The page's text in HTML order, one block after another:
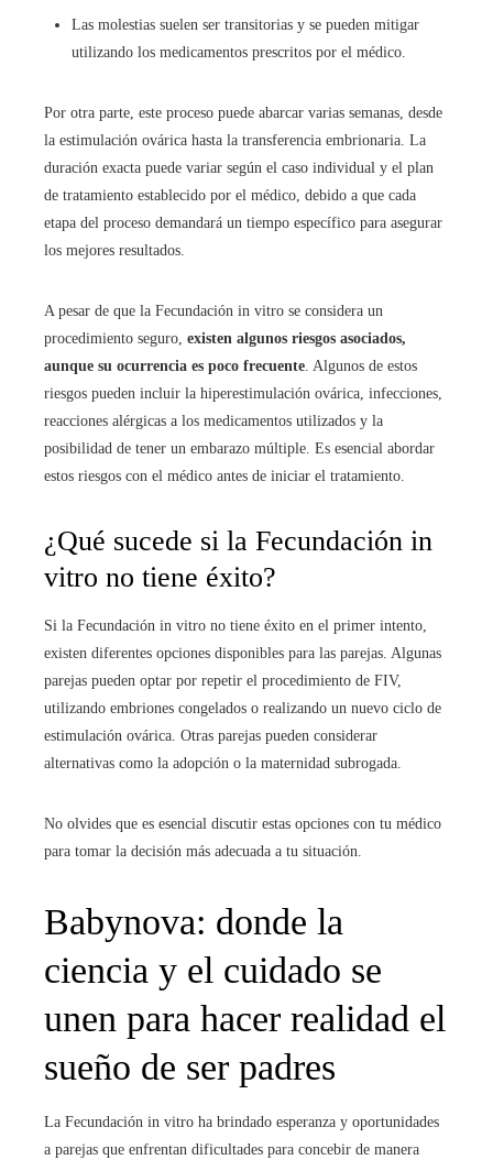
Las molestias suelen ser transitorias y se pueden mitigar
utilizando los medicamentos prescritos por el médico.
Por otra parte, este proceso puede abarcar varias semanas, desde
la estimulación ovárica hasta la transferencia embrionaria. La
duración exacta puede variar según el caso individual y el plan
de tratamiento establecido por el médico, debido a que cada
etapa del proceso demandará un tiempo específico para asegurar
los mejores resultados.
A pesar de que la Fecundación in vitro se considera un
procedimiento seguro, existen algunos riesgos asociados,
aunque su ocurrencia es poco frecuente. Algunos de estos
riesgos pueden incluir la hiperestimulación ovárica, infecciones,
reacciones alérgicas a los medicamentos utilizados y la
posibilidad de tener un embarazo múltiple. Es esencial abordar
estos riesgos con el médico antes de iniciar el tratamiento.
¿Qué sucede si la Fecundación in
vitro no tiene éxito?
Si la Fecundación in vitro no tiene éxito en el primer intento,
existen diferentes opciones disponibles para las parejas. Algunas
parejas pueden optar por repetir el procedimiento de FIV,
utilizando embriones congelados o realizando un nuevo ciclo de
estimulación ovárica. Otras parejas pueden considerar
alternativas como la adopción o la maternidad subrogada.
No olvides que es esencial discutir estas opciones con tu médico
para tomar la decisión más adecuada a tu situación.
Babynova: donde la
ciencia y el cuidado se
unen para hacer realidad el
sueño de ser padres
La Fecundación in vitro ha brindado esperanza y oportunidades
a parejas que enfrentan dificultades para concebir de manera